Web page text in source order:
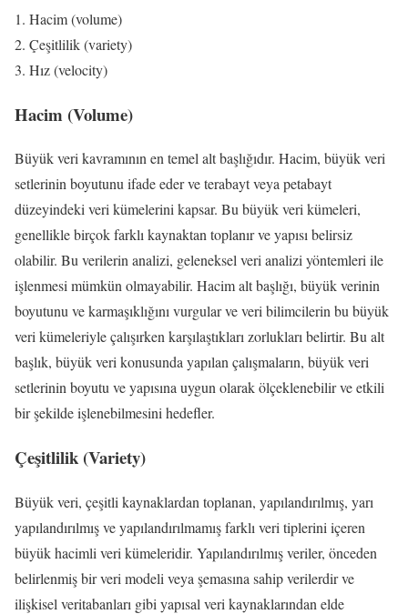
Hacim (volume)
Çeşitlilik (variety)
Hız (velocity)
Hacim (Volume)
Büyük veri kavramının en temel alt başlığıdır. Hacim, büyük veri
setlerinin boyutunu ifade eder ve terabayt veya petabayt
düzeyindeki veri kümelerini kapsar. Bu büyük veri kümeleri,
genellikle birçok farklı kaynaktan toplanır ve yapısı belirsiz
olabilir. Bu verilerin analizi, geleneksel veri analizi yöntemleri ile
işlenmesi mümkün olmayabilir. Hacim alt başlığı, büyük verinin
boyutunu ve karmaşıklığını vurgular ve veri bilimcilerin bu büyük
veri kümeleriyle çalışırken karşılaştıkları zorlukları belirtir. Bu alt
başlık, büyük veri konusunda yapılan çalışmaların, büyük veri
setlerinin boyutu ve yapısına uygun olarak ölçeklenebilir ve etkili
bir şekilde işlenebilmesini hedefler.
Çeşitlilik (Variety)
Büyük veri, çeşitli kaynaklardan toplanan, yapılandırılmış, yarı
yapılandırılmış ve yapılandırılmamış farklı veri tiplerini içeren
büyük hacimli veri kümeleridir. Yapılandırılmış veriler, önceden
belirlenmiş bir veri modeli veya şemasına sahip verilerdir ve
ilişkisel veritabanları gibi yapısal veri kaynaklarından elde